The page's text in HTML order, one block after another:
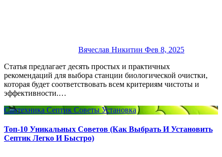
Вячеслав Никитин Фев 8, 2025
Статья предлагает десять простых и практичных
рекомендаций для выбора станции биологической очистки,
которая будет соответствовать всем критериям чистоты и
эффективности.…
Сантехника Септик СоветыУстановка
Топ-10 Уникальных Советов (Как Выбрать И Установить
Септик Легко И Быстро)